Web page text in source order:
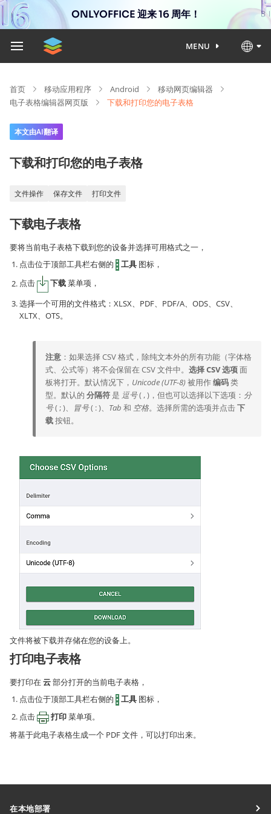
ONLYOFFICE 迎来 16 周年！
MENU
首页 移动应用程序 Android
移动网页编辑器
电子表格编辑器网页版
下载和打印您的电子表格
本文由AI翻译
下载和打印您的电子表格
文件操作 保存文件 打印文件
下载电子表格
要将当前电子表格下载到您的设备并选择可用格式之一，
点击位于顶部工具栏右侧的
工具 图标，
点击
下载菜单项，
选择一个可用的文件格式：XLSX、PDF、PDF/A、ODS、CSV、
XLTX、OTS。
注意 ：如果选择 CSV 格式，除纯文本外的所有功能（字体格
式、公式等）将不会保留在 CSV 文件中。 选择 CSV 选项面
板将打开。默认情况下， Unicode (UTF-8)被用作编码类
型。默认的 分隔符 是 逗号( , )，但也可以选择以下选项： 分
号( ; )、 冒号( : )、 Tab 和 空格。选择所需的选项并点击下
载按钮。
文件将被下载并存储在您的设备上。
打印电子表格
要打印在云部分打开的当前电子表格，
点击位于顶部工具栏右侧的
工具 图标，
点击
打印菜单项。
将基于此电子表格生成一个 PDF 文件，可以打印出来。
在本地部署